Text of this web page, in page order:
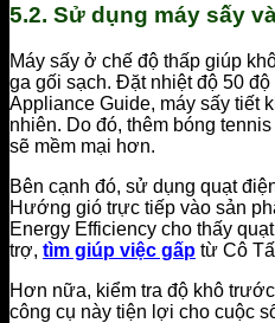
5.2. Sử dụng máy sấy
Máy sấy ở chế độ thấp giúp
ga gối sạch. Đặt nhiệt độ 50
Appliance Guide, máy sấy tiết
nhiên. Do đó, thêm bóng
sẽ mềm mại hơn.
Bên cạnh đó, sử dụng quạt
Hướng gió trực tiếp vào sản
Energy Efficiency cho thấy
trợ, tìm giúp việc gấp từ Cô
Hơn nữa, kiểm tra độ khô
công cụ này tiện lợi cho cuộc